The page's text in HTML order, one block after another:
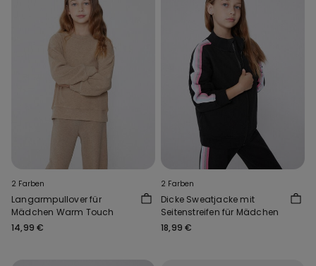
2 Farben
Langarmpullover für
Mädchen Warm Touch
14,99 €
2 Farben
Dicke Sweatjacke mit
Seitenstreifen für Mädchen
18,99 €